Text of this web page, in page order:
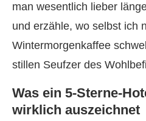
man wesentlich lieber
und erzähle, wo selbst ich
Wintermorgenkaffee
stillen Seufzer des
Was ein 5-Sterne-
wirklich auszeichnet